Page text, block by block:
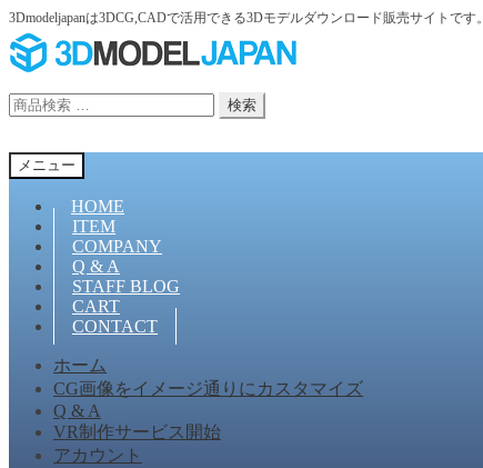
3Dmodeljapanは3DCG,CADで活用できる3Dモデルダウンロード販売サイトです。
ナ
ビ
ー
ョ
ン
コ
ン
ン
へ
ス
検
対
象:
検索
メニュー
HOME
ITEM
COMPANY
Q & A
STAFF BLOG
CART
CONTACT
ホーム
CG画像をイメージ通りにカスタマイズ
Q & A
VR制作サービス開始
アカウント